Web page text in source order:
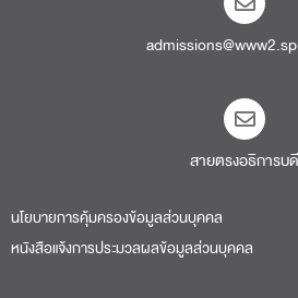
สายตรงอธิการบดี​
นโยบายการคุ้มครองข้อมูลส่วนบุคคล
หนังสือแจ้งการประมวลผลข้อมูลส่วนบุคคล